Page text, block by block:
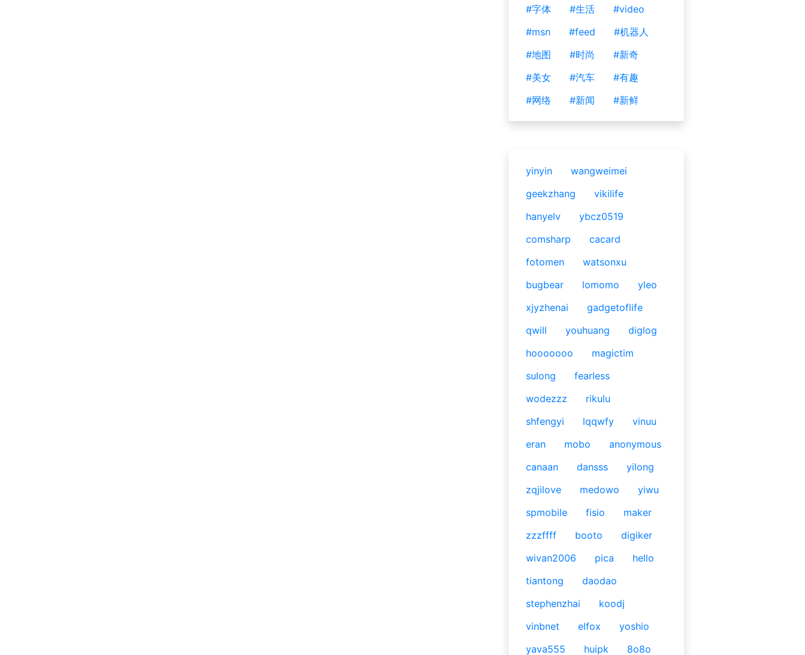
#字体
#生活
#video
#msn
#feed
#机器人
#地图
#时尚
#新奇
#美女
#汽车
#有趣
#网络
#新闻 #新鲜
yinyin
wangweimei
geekzhang
vikilife
hanyelv
ybcz0519
comsharp
cacard
fotomen
watsonxu
bugbear
lomomo
yleo
xjyzhenai
gadgetoflife
qwill
youhuang
diglog
hooooooo
magictim
sulong
fearless
wodezzz
rikulu
shfengyi
lqqwfy
vinuu
eran
mobo
anonymous
canaan
dansss
yilong
zqjilove
medowo
yiwu
spmobile
fisio
maker
zzzffff
booto
digiker
wivan2006
pica
hello
tiantong
daodao
stephenzhai
koodj
vinbnet
elfox
yoshio
yava555
huipk
8o8o